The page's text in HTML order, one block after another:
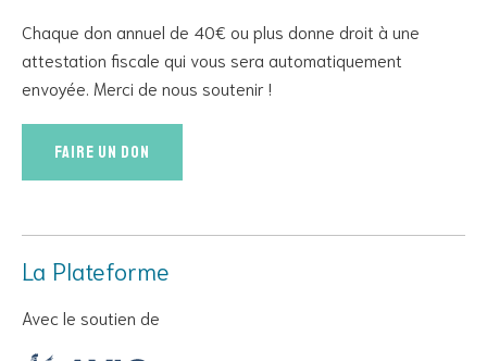
Chaque don annuel de 40€ ou plus donne droit à une
attestation fiscale qui vous sera automatiquement
envoyée. Merci de nous soutenir !
Faire un don
La Plateforme
Avec le soutien de